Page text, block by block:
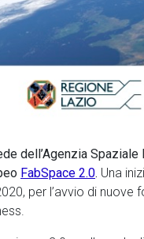
dell’Agenzia Spaziale
FabSpace 2.0. Una
per l’avvio di nuove